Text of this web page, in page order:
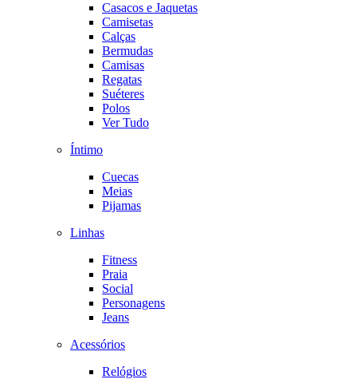
Casacos e Jaquetas
Camisetas
Calças
Bermudas
Camisas
Regatas
Suéteres
Polos
Ver Tudo
Íntimo
Cuecas
Meias
Pijamas
Linhas
Fitness
Praia
Social
Personagens
Jeans
Acessórios
Relógios